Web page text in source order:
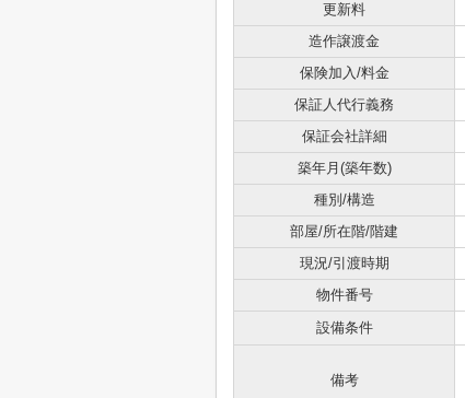
更新料
造作譲渡金
保険加入/料金
保証人代行義務
保証会社詳細
築年月(築年数)
種別/構造
部屋/所在階/階建
現況/引渡時期
物件番号
設備条件
備考